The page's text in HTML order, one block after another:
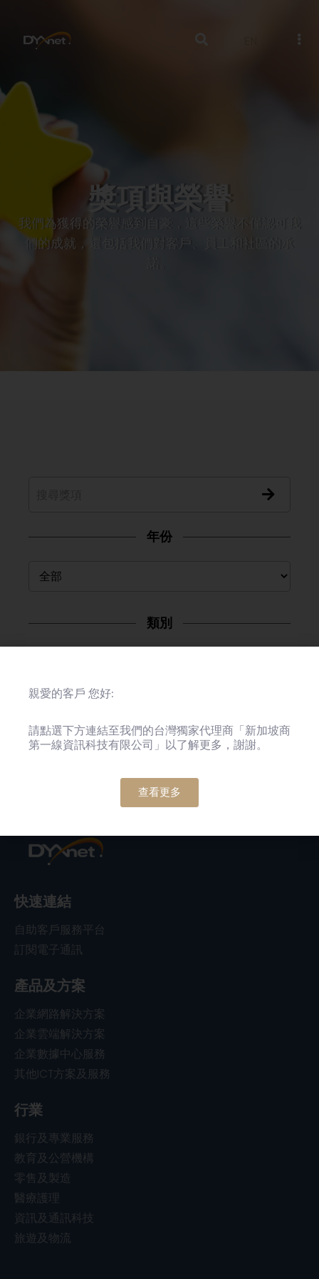
獎項與榮譽
我們為獲得的榮譽感到自豪，這些榮譽不僅認可我
們的成就，還包括我們對客戶、員工和社區的承
年份
類別
快速連結
自助客戶服務平台
訂閱電子通訊
產品及方案
企業網路解決方案
企業雲端解決方案
企業數據中心服務
其他ICT方案及服務
行業
銀行及專業服務
教育及公營機構
零售及製造
醫療護理
資訊及通訊科技
旅遊及物流
親愛的客戶 您好:
請點選下方連結至我們的台灣獨家代理商「新加坡商
第一線資訊科技有限公司」以了解更多，謝謝。
查看更多